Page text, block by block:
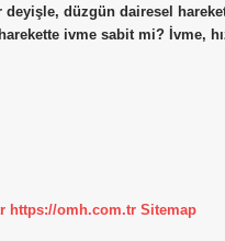
deyişle, düzgün dairesel
ivme sabit mi? İvme,
https://omh.com.tr Sitemap